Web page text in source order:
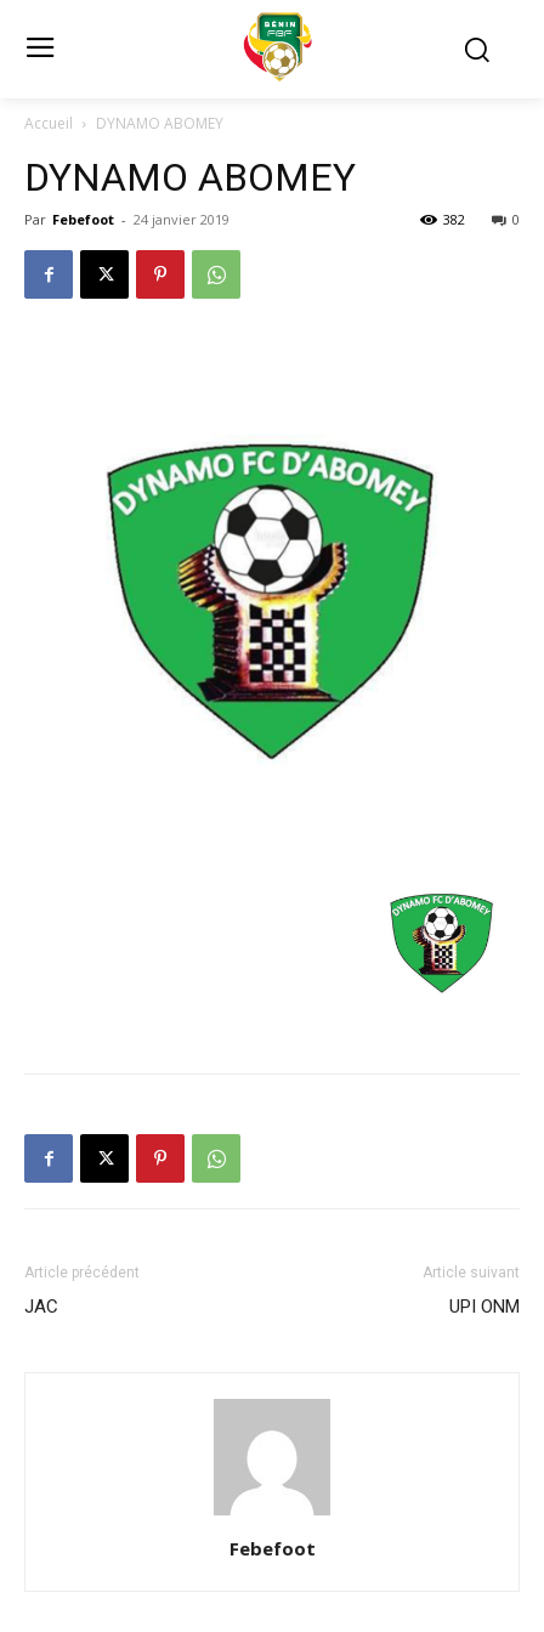
Accueil DYNAMO ABOMEY
DYNAMO ABOMEY
Par Febefoot - 24 janvier 2019 0
382
Article précédent
JAC
Article suivant
UPI ONM
Febefoot